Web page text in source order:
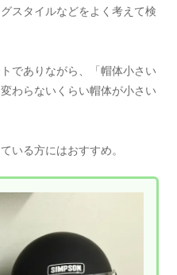
スタイルなどをよく考えて検
でありながら、「帽体小さい
わらないくらい帽体が小さい
いる方にはおすすめ。